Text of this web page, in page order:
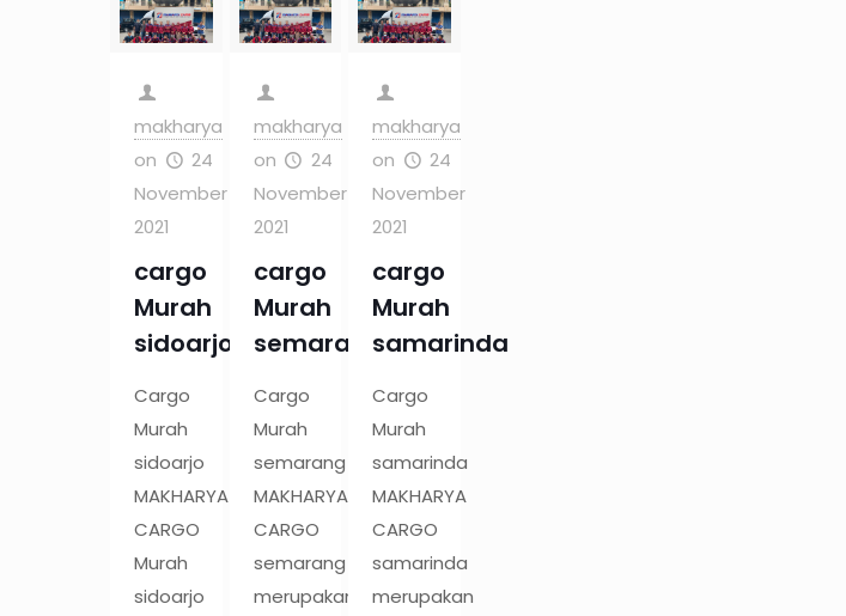
makharya
on
24
November
2021
cargo
Murah
sidoarjo
Cargo
Murah
sidoarjo
MAKHARYA
CARGO
Murah
sidoarjo
makharya
on
24
November
2021
cargo
Murah
semarang
Cargo
Murah
semarang
MAKHARYA
CARGO
semarang
merupakan
makharya
on
24
November
2021
cargo
Murah
samarinda
Cargo
Murah
samarinda
MAKHARYA
CARGO
samarinda
merupakan